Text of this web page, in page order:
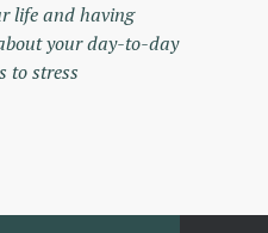
life and having
your day-to-day
to stress